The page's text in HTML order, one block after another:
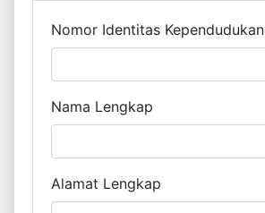
Nomor Identitas
Nama Lengkap
Alamat Lengkap